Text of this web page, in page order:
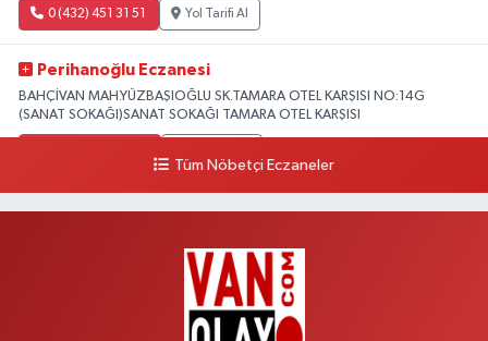
0 (432) 451 31 51 Yol Tarifi Al
Perihanoğlu Eczanesi
BAHÇİVAN MAH.YÜZBAŞIOĞLU SK.TAMARA OTEL KARŞISI NO:14G
(SANAT SOKAĞI)SANAT SOKAĞI TAMARA OTEL KARŞISI
Yol Tarifi Al
Tüm Nöbetçi Eczaneler